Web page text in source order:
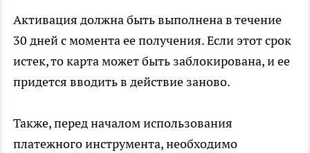
Активация должна быть выполнена в течение
30 дней с момента ее получения. Если этот срок
истек, то карта может быть заблокирована, и ее
придется вводить в действие заново.
Также, перед началом использования
платежного инструмента, необходимо